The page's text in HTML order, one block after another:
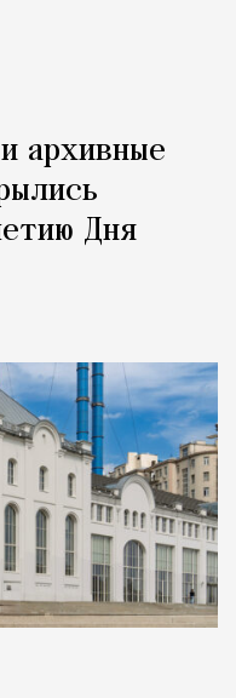
архивные
Дня